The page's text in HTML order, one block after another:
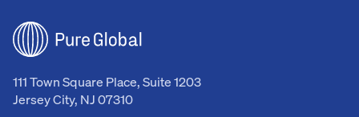
111 Town Square Place, Suite 1203
Jersey City, NJ 07310